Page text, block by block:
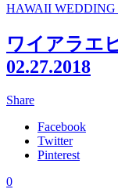
HAWAII
ワイアラエ
02.27.2018
Share
Facebook
Twitter
Pinterest
0